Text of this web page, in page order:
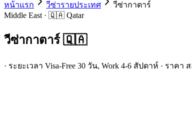
หน้าแรก วีซ่ารายประเทศ วีซ่ากาตาร์
Middle East · 🇶🇦 Qatar
วีซ่ากาตาร์ 🇶🇦
· ระยะเวลา Visa-Free 30 วัน, Work 4-6 สัปดาห์ · ราค